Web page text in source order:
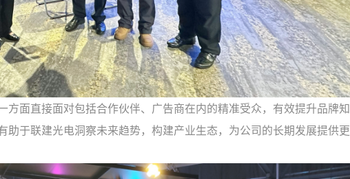
方面直接面对包括合作伙伴、广告商在内的精准受众，有效提升品牌知
助于联建光电洞察未来趋势，构建产业生态，为公司的长期发展提供更